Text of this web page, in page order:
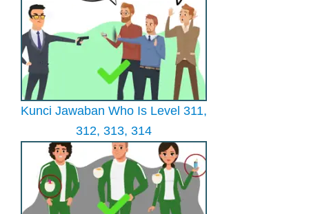
Kunci Jawaban Who Is Level 311,
312, 313, 314